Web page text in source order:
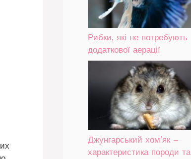
Рибки, які не потребують
додаткової аерації
Джунгарський хом’як –
характеристика породи та